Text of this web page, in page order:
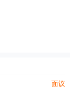
面议